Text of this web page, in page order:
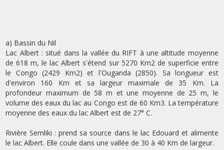
a) Bassin du Nil
Lac Albert : situé dans la vallée du RIFT à une altitude moyenne
de 618 m, le lac Albert s‛étend sur 5270 Km2 de superficie entre
le Congo (2429 Km2) et l‛Ouganda (2850). Sa longueur est
d‛environ 160 Km et sa largeur maximale de 35 Km. La
profondeur maximum de 58 m et une moyenne de 25 m, le
volume des eaux du lac au Congo est de 60 Km3. La température
moyenne des eaux du lac Albert est de 27° C.
Rivière Semliki : prend sa source dans le lac Edouard et alimente
le lac Albert. Elle coule dans une vallée de 30 à 40 Km de largeur.